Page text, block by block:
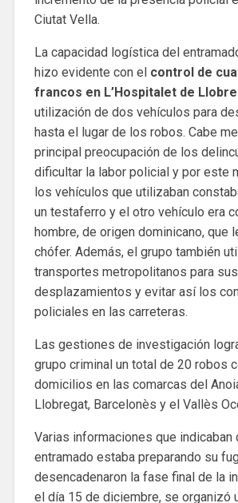
Ciutat Vella.
La capacidad logística del
hizo evidente con el control de
francos en L’Hospitalet de
utilización de dos vehículos para
hasta el lugar de los robos. Cabe
principal preocupación de los
dificultar la labor policial y por este
los vehículos que utilizaban
un testaferro y el otro vehículo era
hombre, de origen dominicano, que
chófer. Además, el grupo también
transportes metropolitanos para sus
desplazamientos y evitar así los
policiales en las carreteras.
Las gestiones de investigación
grupo criminal un total de 20 robos
domicilios en las comarcas del
Llobregat, Barcelonès y el Vallès
Varias informaciones que indicaban
entramado estaba preparando su
desencadenaron la fase final de la
el día 15 de diciembre, se organizó